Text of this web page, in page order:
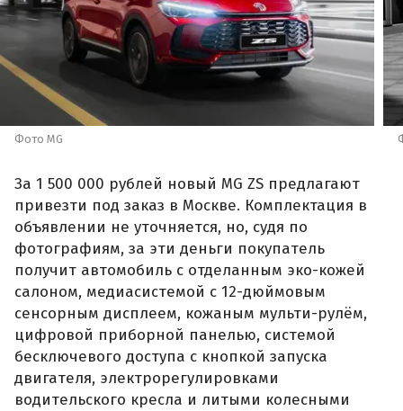
Фото MG
За 1 500 000 рублей новый MG ZS предлагают
привезти под заказ в Москве. Комплектация в
объявлении не уточняется, но, судя по
фотографиям, за эти деньги покупатель
получит автомобиль с отделанным эко-кожей
салоном, медиасистемой с 12-дюймовым
сенсорным дисплеем, кожаным мульти-рулём,
цифровой приборной панелью, системой
бесключевого доступа с кнопкой запуска
двигателя, электрорегулировками
водительского кресла и литыми колесными